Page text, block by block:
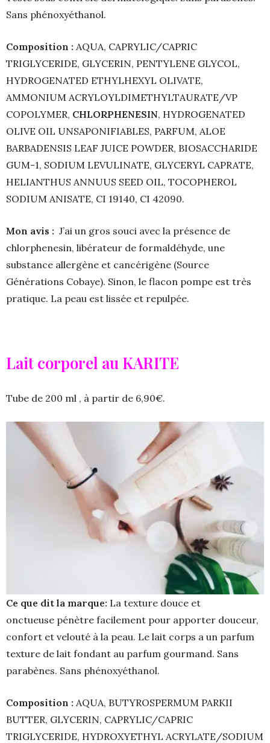
Sans phénoxyéthanol.
Composition : AQUA, CAPRYLIC/CAPRIC
TRIGLYCERIDE, GLYCERIN, PENTYLENE GLYCOL,
HYDROGENATED ETHYLHEXYL OLIVATE,
AMMONIUM ACRYLOYLDIMETHYLTAURATE/VP
COPOLYMER, CHLORPHENESIN, HYDROGENATED
OLIVE OIL UNSAPONIFIABLES, PARFUM, ALOE
BARBADENSIS LEAF JUICE POWDER, BIOSACCHARIDE
GUM-1, SODIUM LEVULINATE, GLYCERYL CAPRATE,
HELIANTHUS ANNUUS SEED OIL, TOCOPHEROL
SODIUM ANISATE, CI 19140, CI 42090.
Mon avis : J’ai un gros souci avec la présence de
chlorphenesin, libérateur de formaldéhyde, une
substance allergène et cancérigène (Source
Générations Cobaye). Sinon, le flacon pompe est très
pratique. La peau est lissée et repulpée.
Lait corporel au KARITE
Tube de 200 ml , à partir de 6,90€.
Ce que dit la marque: La texture douce et
onctueuse pénètre facilement pour apporter douceur,
confort et velouté à la peau. Le lait corps a un parfum
texture de lait fondant au parfum gourmand. Sans
parabènes. Sans phénoxyéthanol.
Composition : AQUA, BUTYROSPERMUM PARKII
BUTTER, GLYCERIN, CAPRYLIC/CAPRIC
TRIGLYCERIDE, HYDROXYETHYL ACRYLATE/SODIUM